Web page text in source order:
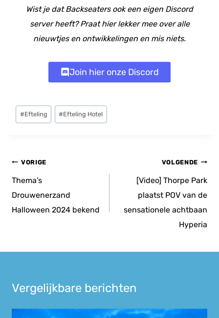
Wist je dat Backseaters ook een eigen Discord
server heeft? Praat hier lekker mee over alle
nieuwtjes en ontwikkelingen en mis niets.
Join hier onze Discord
Bericht
tags:
#Efteling #Efteling Hotel
Bericht
navigatie
VORIGE
Thema’s
Drouwenerzand
Halloween 2024 bekend
VOLGENDE
[Video] Thorpe Park
plaatst POV van de
sensationele achtbaan
Hyperia
Vergelijkbare berichten